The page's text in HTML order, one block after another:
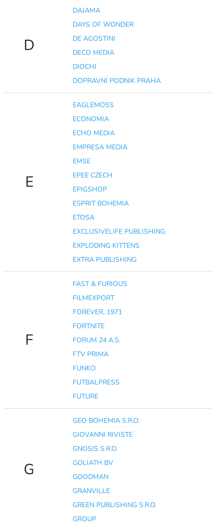
D
DAJAMA
DAYS OF WONDER
DE AGOSTINI
DECO MEDIA
DIOCHI
DOPRAVNÍ PODNIK PRAHA
E
EAGLEMOSS
ECONOMIA
ECHO MEDIA
EMPRESA MEDIA
EMSE
EPEE CZECH
EPIGSHOP
ESPRIT BOHEMIA
ETOSA
EXCLUSIVELIFE PUBLISHING
EXPLODING KITTENS
EXTRA PUBLISHING
F
FAST & FURIOUS
FILMEXPORT
FOREVER, 1971
FORTNITE
FORUM 24 A.S.
FTV PRIMA
FUNKO
FUTBALPRESS
FUTURE
G
GEO BOHEMIA S.R.O.
GIOVANNI RIVISTE
GNOSIS S.R.O.
GOLIATH BV
GOODMAN
GRANVILLE
GREEN PUBLISHING S.R.O.
GROUP